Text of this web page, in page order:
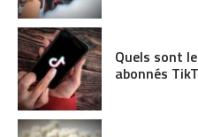
Quels sont
abonnés